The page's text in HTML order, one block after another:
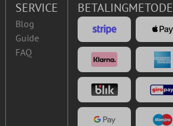
SERVICE
Blog
Guide
FAQ
BETALINGMETODE